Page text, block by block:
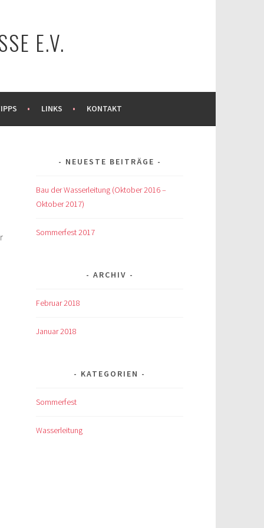
E.V.
LINKS KONTAKT
NEUESTE BEITRÄGE
Bau der Wasserleitung (Oktober 2016 –
Oktober 2017)
Sommerfest 2017
ARCHIV
Februar 2018
Januar 2018
KATEGORIEN
Sommerfest
Wasserleitung